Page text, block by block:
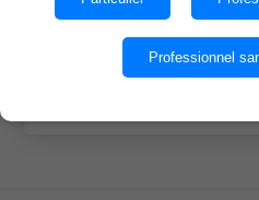
OK
Professionnel